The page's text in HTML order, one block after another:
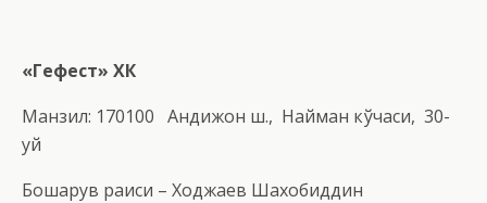
«Гефест» ХК
Манзил: 170100 Андижон ш., Найман кўчаси, 30-
уй
Бошқарув раиси – Ходжаев Шахобиддин